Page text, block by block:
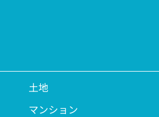
土地
マンション